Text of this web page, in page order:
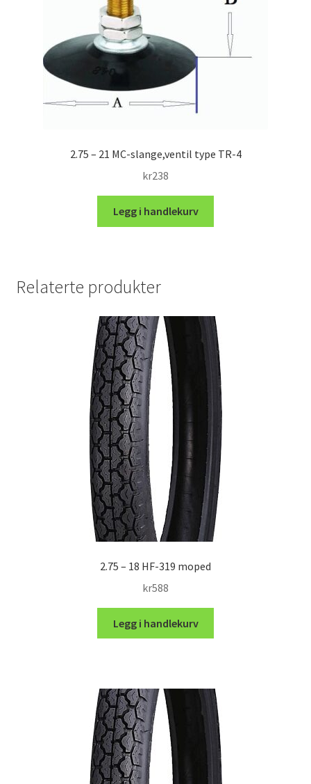
2.75 – 21 MC-slange,ventil type TR-4
kr238
Legg i handlekurv
Relaterte produkter
2.75 – 18 HF-319 moped
kr588
Legg i handlekurv